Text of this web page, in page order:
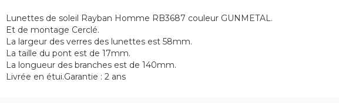
Lunettes de soleil Rayban Homme RB3687 couleur GUNMETAL.
Et de montage Cerclé.
La largeur des verres des lunettes est 58mm.
La taille du pont est de 17mm.
La longueur des branches est de 140mm.
Livrée en étui.Garantie : 2 ans